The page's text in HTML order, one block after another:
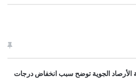
الأرصاد الجوية توضح سبب انخفاض درجات